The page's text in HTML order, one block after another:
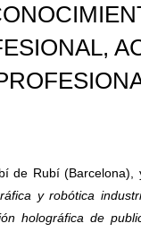
de Rubí (Barcelona),
y robótica
holográfica de